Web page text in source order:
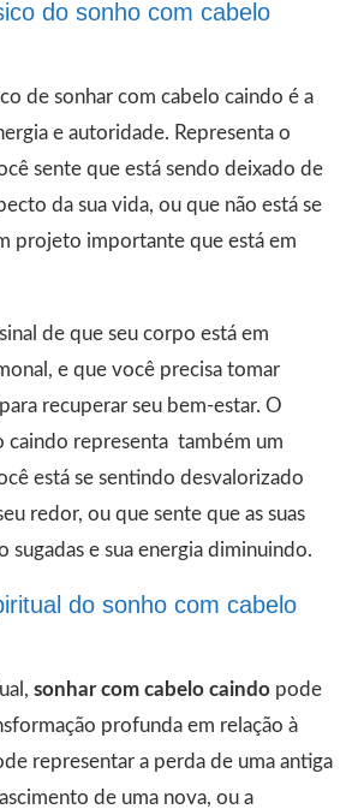
do sonho com cabelo
de sonhar com cabelo caindo é a
e autoridade. Representa o
sente que está sendo deixado de
da sua vida, ou que não está se
projeto importante que está em
de que seu corpo está em
e que você precisa tomar
recuperar seu bem-estar. O
caindo representa também um
está se sentindo desvalorizado
redor, ou que sente que as suas
sugadas e sua energia diminuindo.
do sonho com cabelo
sonhar com cabelo caindo pode
profunda em relação à
representar a perda de uma antiga
de uma nova, ou a